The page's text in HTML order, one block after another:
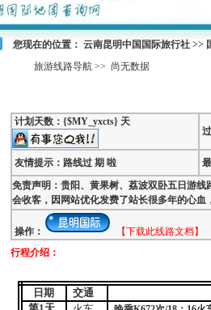
您现在的位置： 云南昆明中国国际旅行社>>
旅游线路导航 >> 尚无数据
计划天数：{$MY_yxcts} 天
友情提示：路线过 期 啦
免责声明：贵阳、黄果树、荔波双卧五日游
会收客，因网站优化发费了站长很多年的心血
操作： 【下载此线路文档】
行程介绍：
日期 交通